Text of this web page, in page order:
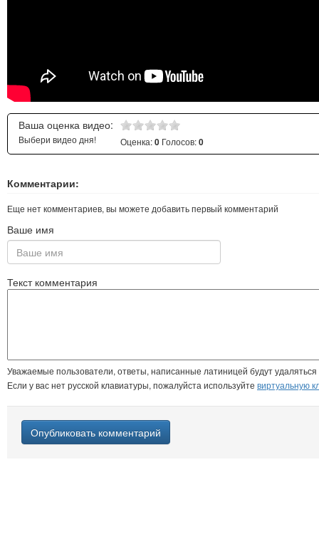
Ваша оценка видео:
Выбери видео дня! Оценка:0 Голосов:0
Комментарии:
Еще нет комментариев, вы можете добавить первый комментарий
Ваше имя
Текст комментария
Уважаемые пользователи, ответы, написанные латиницей будут удаляться
Если у вас нет русской клавиатуры, пожалуйста используйте виртуальную
Опубликовать комментарий